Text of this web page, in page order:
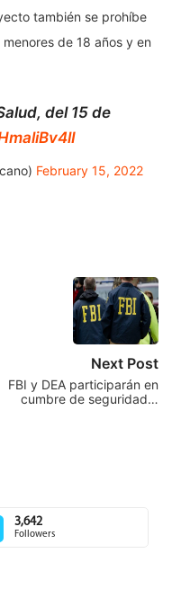
también se prohíbe
de 18 años y en
del 15 de
February 15, 2022
Next Post
FBI y DEA participarán en
cumbre de seguridad…
3,642
Followers